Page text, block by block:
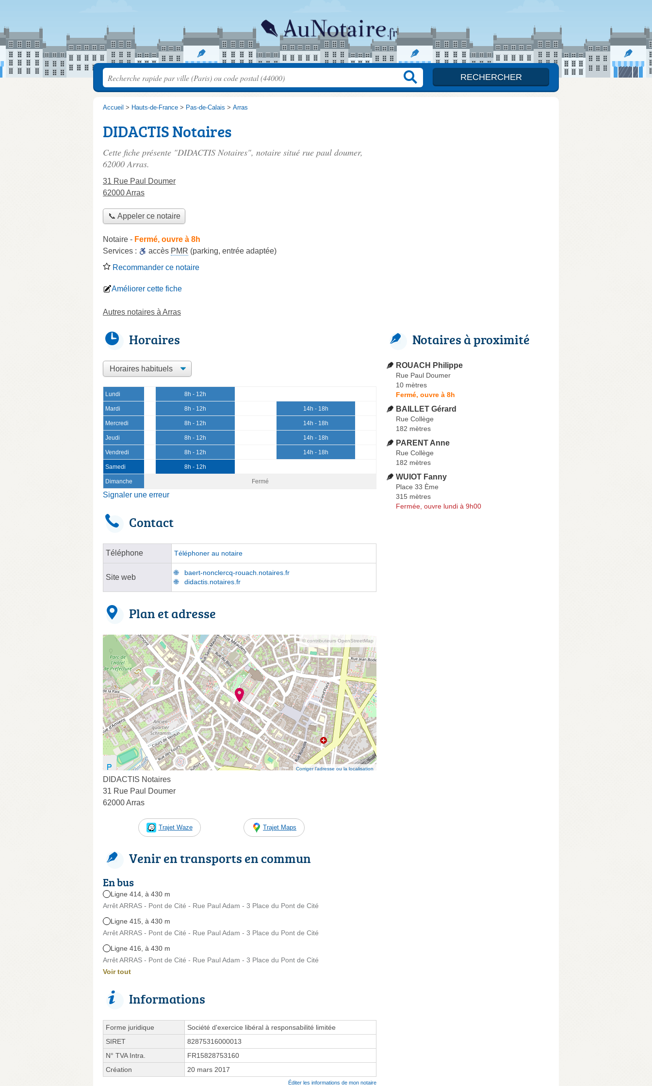
Accueil > Hauts-de-France > Pas-de-Calais > Arras
DIDACTIS Notaires
Cette fiche présente "DIDACTIS Notaires", notaire situé rue paul doumer,
62000 Arras.
31 Rue Paul Doumer
62000 Arras
📞 Appeler ce notaire
Notaire - Fermé, ouvre à 8h
Services :
accès PMR (parking, entrée adaptée)
Recommander ce notaire
Améliorer cette fiche
Autres notaires à Arras
Horaires
Lundi 8h - 12h
Mardi 8h - 12h 14h - 18h
Mercredi 8h - 12h 14h - 18h
Jeudi 8h - 12h 14h - 18h
Vendredi 8h - 12h 14h - 18h
Samedi 8h - 12h
Dimanche Fermé
Signaler une erreur
Contact
Téléphone Téléphoner au notaire
Site web
baert-nonclercq-rouach.notaires.fr
didactis.notaires.fr
Plan et adresse
© contributeurs OpenStreetMap
Corriger l’adresse ou la localisation
DIDACTIS Notaires
31 Rue Paul Doumer
62000 Arras
Trajet Waze Trajet Maps
Venir en transports en commun
En bus
Ligne 414, à 430 m
Arrêt ARRAS - Pont de Cité - Rue Paul Adam - 3 Place du Pont de Cité
Ligne 415, à 430 m
Arrêt ARRAS - Pont de Cité - Rue Paul Adam - 3 Place du Pont de Cité
Ligne 416, à 430 m
Arrêt ARRAS - Pont de Cité - Rue Paul Adam - 3 Place du Pont de Cité
Voir tout
Informations
Forme juridique
Société d'exercice libéral à responsabilité limitée
SIRET
82875316000013
N° TVA Intra.
FR15828753160
Création
20 mars 2017
Éditer les informations de mon notaire
Notaires à proximité
ROUACH Philippe
Rue Paul Doumer
10 mètres
Fermé, ouvre à 8h
BAILLET Gérard
Rue Collège
182 mètres
PARENT Anne
Rue Collège
182 mètres
WUIOT Fanny
Place 33 Ème
315 mètres
Fermée, ouvre lundi à 9h00